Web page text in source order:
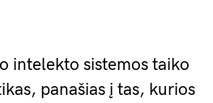
intelekto sistemos taiko
panašias į tas, kurios